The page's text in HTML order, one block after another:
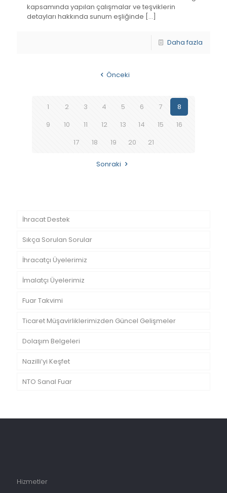
kapsamında yapılan çalışmalar ve teşviklerin
detayları hakkında sunum eşliğinde […]
Daha fazla
Önceki
1 2 3 4 5 6 7
8
9
10 11 12 13 14 15
16
17
18 19 20 21
Sonraki
İhracat Destek
Sıkça Sorulan Sorular
İhracatçı Üyelerimiz
İmalatçı Üyelerimiz
Fuar Takvimi
Ticaret Müşavirliklerimizden Güncel Gelişmeler
Dolaşım Belgeleri
Nazilli’yi Keşfet
NTO Sanal Fuar
Hizmetler